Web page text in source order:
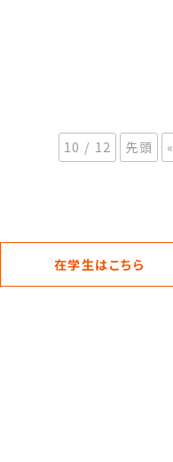
在学生はこちら
10 / 12 先頭 «